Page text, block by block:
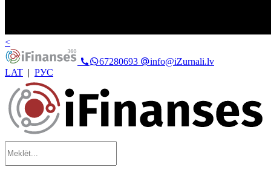
<
67280693
info@iZurnali.lv
LAT | РУС